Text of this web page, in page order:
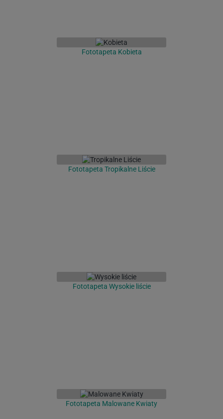
Fototapeta Kobieta
Fototapeta Tropikalne Liście
Fototapeta Wysokie liście
Fototapeta Malowane Kwiaty